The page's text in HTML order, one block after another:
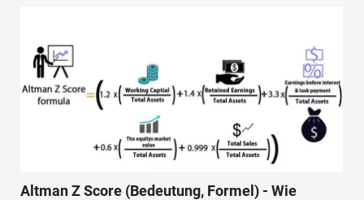
Altman Z Score (Bedeutung, Formel) - Wie